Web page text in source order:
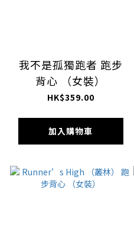
我不是孤獨跑者 跑步
背心 （女裝）
HK$359.00
加入購物車